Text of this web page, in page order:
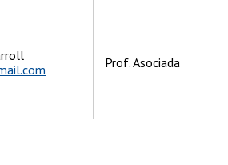
Prof. Asociada